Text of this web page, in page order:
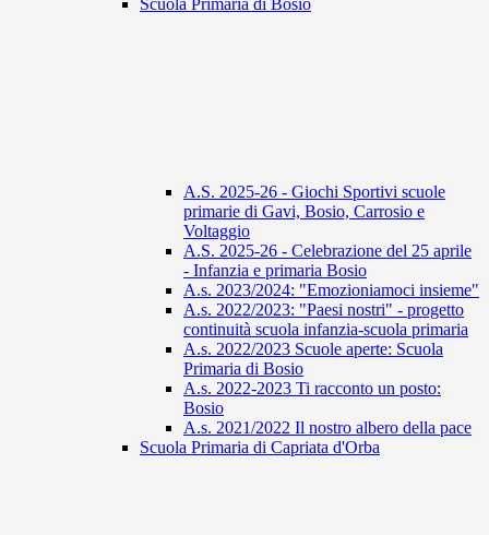
Scuola Primaria di Bosio
A.S. 2025-26 - Giochi Sportivi scuole
primarie di Gavi, Bosio, Carrosio e
Voltaggio
A.S. 2025-26 - Celebrazione del 25 aprile
- Infanzia e primaria Bosio
A.s. 2023/2024: "Emozioniamoci insieme"
A.s. 2022/2023: "Paesi nostri" - progetto
continuità scuola infanzia-scuola primaria
A.s. 2022/2023 Scuole aperte: Scuola
Primaria di Bosio
A.s. 2022-2023 Ti racconto un posto:
Bosio
A.s. 2021/2022 Il nostro albero della pace
Scuola Primaria di Capriata d'Orba